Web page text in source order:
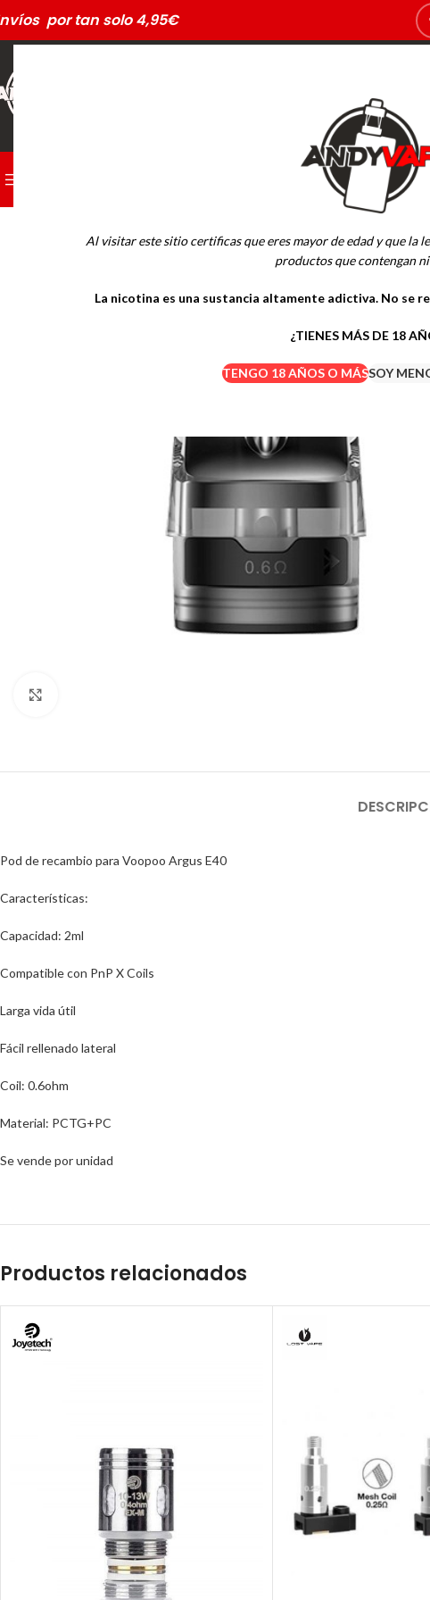
Al visitar este sitio certificas que eres mayor de edad y que la
productos que contengan
La nicotina es una sustancia altamente adictiva. No se
¿TIENES MÁS DE 18
TENGO 18 AÑOS O MÁSSOY
por tan solo 4,95€
PODS DESECHABLES
Drifter Desechables
Pod de recambio para Voopoo Argus E40
Características:
Capacidad: 2ml
Compatible con PnP X Coils
Larga vida útil
Fácil rellenado lateral
Coil: 0.6ohm
Material: PCTG+PC
Se vende por unidad
Productos relacionados